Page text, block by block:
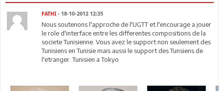
FATHI - 18-10-2012 12:35
Nous soutenons l'approche de l'UGTT et l'encourage a jouer
le role d'interface entre les differentes compositions de la
societe Tunisienne. Vous avez le support non seulement des
Tunisiens en Tunisie mais aussi le support des Tunsiens de
l'etranger. Tunisien a Tokyo